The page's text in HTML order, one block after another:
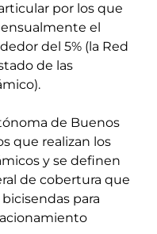
por los que
el
del 5% (la Red
de las
de Buenos
que realizan los
y se definen
de cobertura que
para